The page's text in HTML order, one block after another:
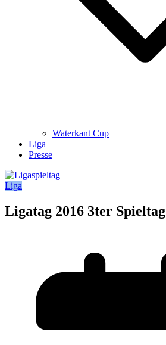
Waterkant Cup
Liga
Presse
Liga
Ligatag 2016 3ter Spieltag